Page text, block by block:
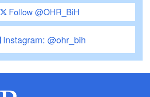
Follow @OHR_BiH
Instagram: @ohr_bih